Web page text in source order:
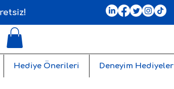
Hediye Önerileri Deneyim